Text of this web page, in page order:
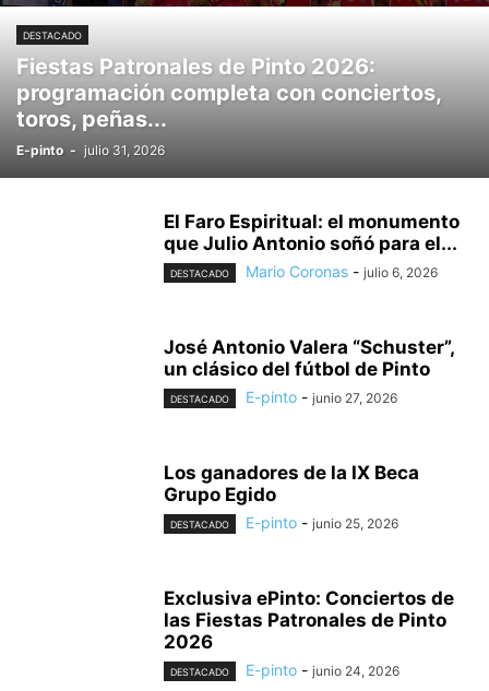
DESTACADO
Fiestas Patronales de Pinto 2026:
programación completa con conciertos,
toros, peñas...
E-pinto - julio 31, 2026
El Faro Espiritual: el monumento
que Julio Antonio soñó para el...
DESTACADO Mario Coronas - julio 6, 2026
José Antonio Valera “Schuster”,
un clásico del fútbol de Pinto
DESTACADO E-pinto - junio 27, 2026
Los ganadores de la IX Beca
Grupo Egido
DESTACADO E-pinto - junio 25, 2026
Exclusiva ePinto: Conciertos de
las Fiestas Patronales de Pinto
2026
DESTACADO E-pinto - junio 24, 2026